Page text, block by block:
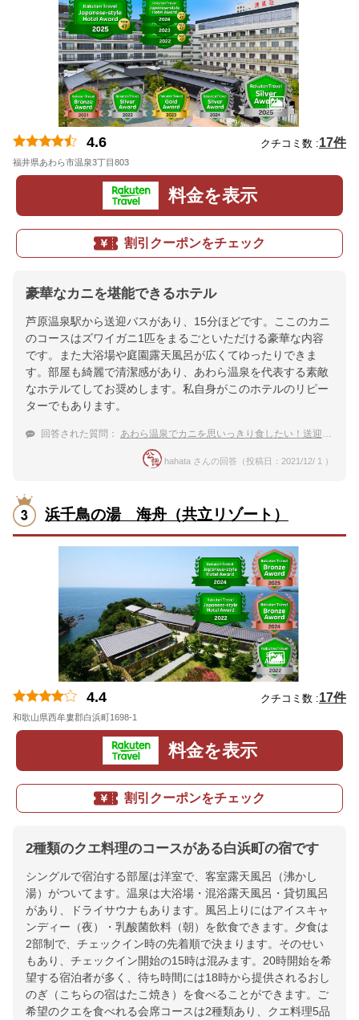
4.6 クチコミ数 :17件
福井県あわら市温泉3丁目803
料金を表示
割引クーポンをチェック
豪華なカニを堪能できるホテル
芦原温泉駅から送迎バスがあり、15分ほどです。ここのカニ
のコースはズワイガニ1匹をまるごといただける豪華な内容
です。また大浴場や庭園露天風呂が広くてゆったりできま
す。部屋も綺麗で清潔感があり、あわら温泉を代表する素敵
なホテルてしてお奨めします。私自身がこのホテルのリピー
ターでもあります。
回答された質問： あわら温泉でカニを思いっきり食したい！送迎してくれる温泉宿
hahata さんの回答（投稿日：2021/12/ 1 ）
浜千鳥の湯 海舟（共立リゾート）
4.4 クチコミ数 :17件
和歌山県西牟婁郡白浜町1698-1
料金を表示
割引クーポンをチェック
2種類のクエ料理のコースがある白浜町の宿です
シングルで宿泊する部屋は洋室で、客室露天風呂（沸かし
湯）がついてます。温泉は大浴場・混浴露天風呂・貸切風呂
があり、ドライサウナもあります。風呂上りにはアイスキャ
ンディー（夜）・乳酸菌飲料（朝）を飲食できます。夕食は
2部制で、チェックイン時の先着順で決まります。そのせい
もあり、チェックイン開始の15時は混みます。20時開始を希
望する宿泊者が多く、待ち時間には18時から提供されるおし
のぎ（こちらの宿はたこ焼き）を食べることができます。ご
希望のクエを食べれる会席コースは2種類あり、クエ料理5品